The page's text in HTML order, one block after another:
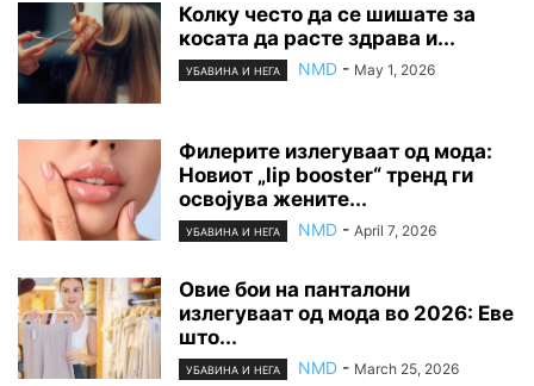
Колку често да се шишате за
косата да расте здрава и...
УБАВИНА И НЕГА NMD - May 1, 2026
Филерите излегуваат од мода:
Новиот „lip booster“ тренд ги
освојува жените...
УБАВИНА И НЕГА NMD - April 7, 2026
Овие бои на панталони
излегуваат од мода во 2026: Еве
што...
УБАВИНА И НЕГА NMD - March 25, 2026